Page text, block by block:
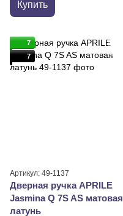
Купить
7
7
Артикул: 49-1137
Дверная ручка APRILE
Jasmina Q 7S AS матовая
латунь